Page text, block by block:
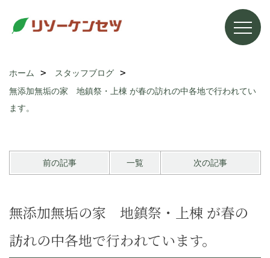
ホーム
スタッフブログ
無添加無垢の家 地鎮祭・上棟 が春の訪れの中各地で行われてい
ます。
前の記事 一覧 次の記事
無添加無垢の家 地鎮祭・上棟 が春の
訪れの中各地で行われています。